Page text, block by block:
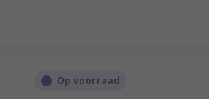
Op voorraad